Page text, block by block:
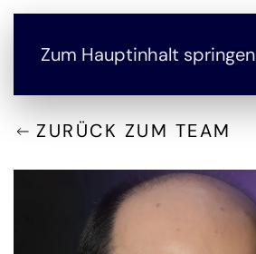
Zum Hauptinhalt springen
ZURÜCK ZUM TEAM